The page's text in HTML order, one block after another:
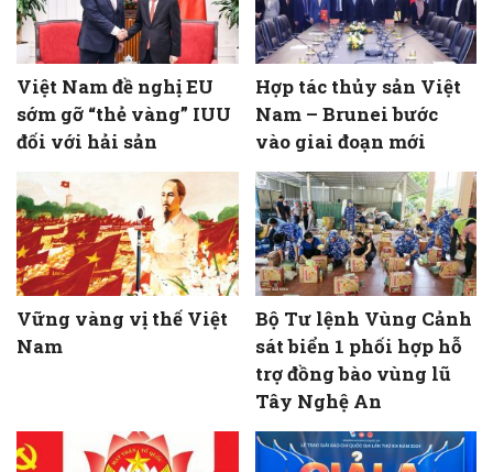
Việt Nam đề nghị EU
sớm gỡ “thẻ vàng” IUU
đối với hải sản
Hợp tác thủy sản Việt
Nam – Brunei bước
vào giai đoạn mới
Vững vàng vị thế Việt
Nam
Bộ Tư lệnh Vùng Cảnh
sát biển 1 phối hợp hỗ
trợ đồng bào vùng lũ
Tây Nghệ An